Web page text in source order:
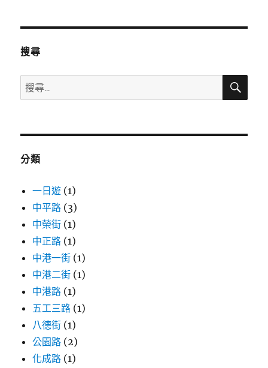
搜尋
搜
尋
鍵
搜
分類
一日遊 (1)
中平路 (3)
中榮街 (1)
中正路 (1)
中港一街 (1)
中港二街 (1)
中港路 (1)
五工三路 (1)
八德街 (1)
公園路 (2)
化成路 (1)